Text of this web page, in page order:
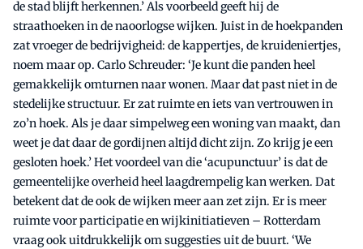
de stad blijft herkennen.’ Als voorbeeld geeft hij de
straathoeken in de naoorlogse wijken. Juist in de hoekpanden
zat vroeger de bedrijvigheid: de kappertjes, de kruideniertjes,
noem maar op. Carlo Schreuder: ‘Je kunt die panden heel
gemakkelijk omturnen naar wonen. Maar dat past niet in de
stedelijke structuur. Er zat ruimte en iets van vertrouwen in
zo’n hoek. Als je daar simpelweg een woning van maakt, dan
weet je dat daar de gordijnen altijd dicht zijn. Zo krijg je een
gesloten hoek.’ Het voordeel van die ‘acupunctuur’ is dat de
gemeentelijke overheid heel laagdrempelig kan werken. Dat
betekent dat de ook de wijken meer aan zet zijn. Er is meer
ruimte voor participatie en wijkinitiatieven – Rotterdam
vraag ook uitdrukkelijk om suggesties uit de buurt. ‘We